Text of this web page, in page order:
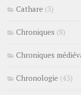
Cathare (3)
Chroniques (8)
Chroniques
Chronologie (43)